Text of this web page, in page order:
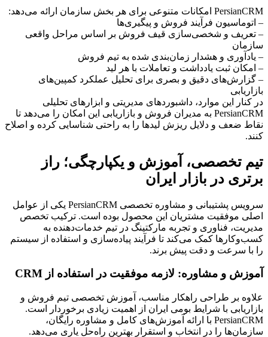
PersianCRM امکانات متنوعی برای هر بخش سازمان ارائه می‌دهد:
– اتوماسیون فرآیند فروش و پیگیری‌ها
– تعریف و شخصی‌سازی قیف فروش بر اساس مراحل واقعی
سازمان
– یادآوری و هشدار زمان‌بندی شده به تیم فروش
– امکان ثبت یادداشت و تعاملات با هر لید
– گزارش‌های دقیق و بصری برای تحلیل عملکرد کمپین‌های
بازاریابی
در کنار این موارد، داشبوردهای مدیریتی و ابزارهای تحلیلی
PersianCRM به مدیران فروش و بازاریابی این امکان را می‌دهد تا
نقاط ضعف و دلایل ریزش لیدها را به راحتی شناسایی کرده و اصلاح
کنند.
تیم تخصصی، آموزش و یکپارچگی؛ راز
برتری در بازار ایران
سرویس پشتیبانی و مشاوره تخصصی PersianCRM یکی از عوامل
اصلی موفقیت مشتریان این محصول بوده است. ترکیب تخصص
مدیریت، فناوری و تجربه مارکتینگ در تیم خدمات‌دهنده به
کسب‌وکارها کمک می‌کند تا فرآیند پیاده‌سازی و استفاده از سیستم
را با سرعت و دقت پیش برند.
آموزش و مشاوره: لازمه موفقیت در استفاده از CRM
علاوه بر طراحی راهکار مناسب، آموزش تخصصی تیم فروش و
بازاریابی با شرایط بومی ایران از اهمیت زیادی برخوردار است.
PersianCRM با ارائه آموزش‌های کامل و مشاوره رایگان،
سازمان‌ها را در انتخاب و استقرار بهترین راه‌حل یاری می‌دهد.